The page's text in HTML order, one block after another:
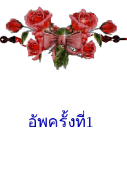
อัพครั้งที่1